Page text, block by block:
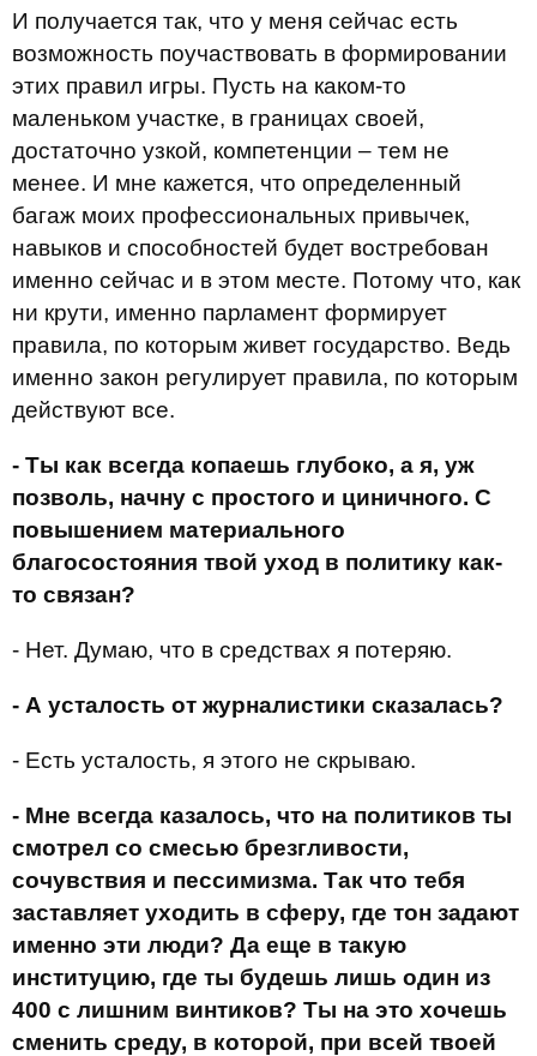
И получается так, что у меня сейчас есть
возможность поучаствовать в формировании
этих правил игры. Пусть на каком-то
маленьком участке, в границах своей,
достаточно узкой, компетенции – тем не
менее. И мне кажется, что определенный
багаж моих профессиональных привычек,
навыков и способностей будет востребован
именно сейчас и в этом месте. Потому что, как
ни крути, именно парламент формирует
правила, по которым живет государство. Ведь
именно закон регулирует правила, по которым
действуют все.
- Ты как всегда копаешь глубоко, а я, уж
позволь, начну с простого и циничного. С
повышением материального
благосостояния твой уход в политику как-
то связан?
- Нет. Думаю, что в средствах я потеряю.
- А усталость от журналистики сказалась?
- Есть усталость, я этого не скрываю.
- Мне всегда казалось, что на политиков ты
смотрел со смесью брезгливости,
сочувствия и пессимизма. Так что тебя
заставляет уходить в сферу, где тон задают
именно эти люди? Да еще в такую
институцию, где ты будешь лишь один из
400 с лишним винтиков? Ты на это хочешь
сменить среду, в которой, при всей твоей